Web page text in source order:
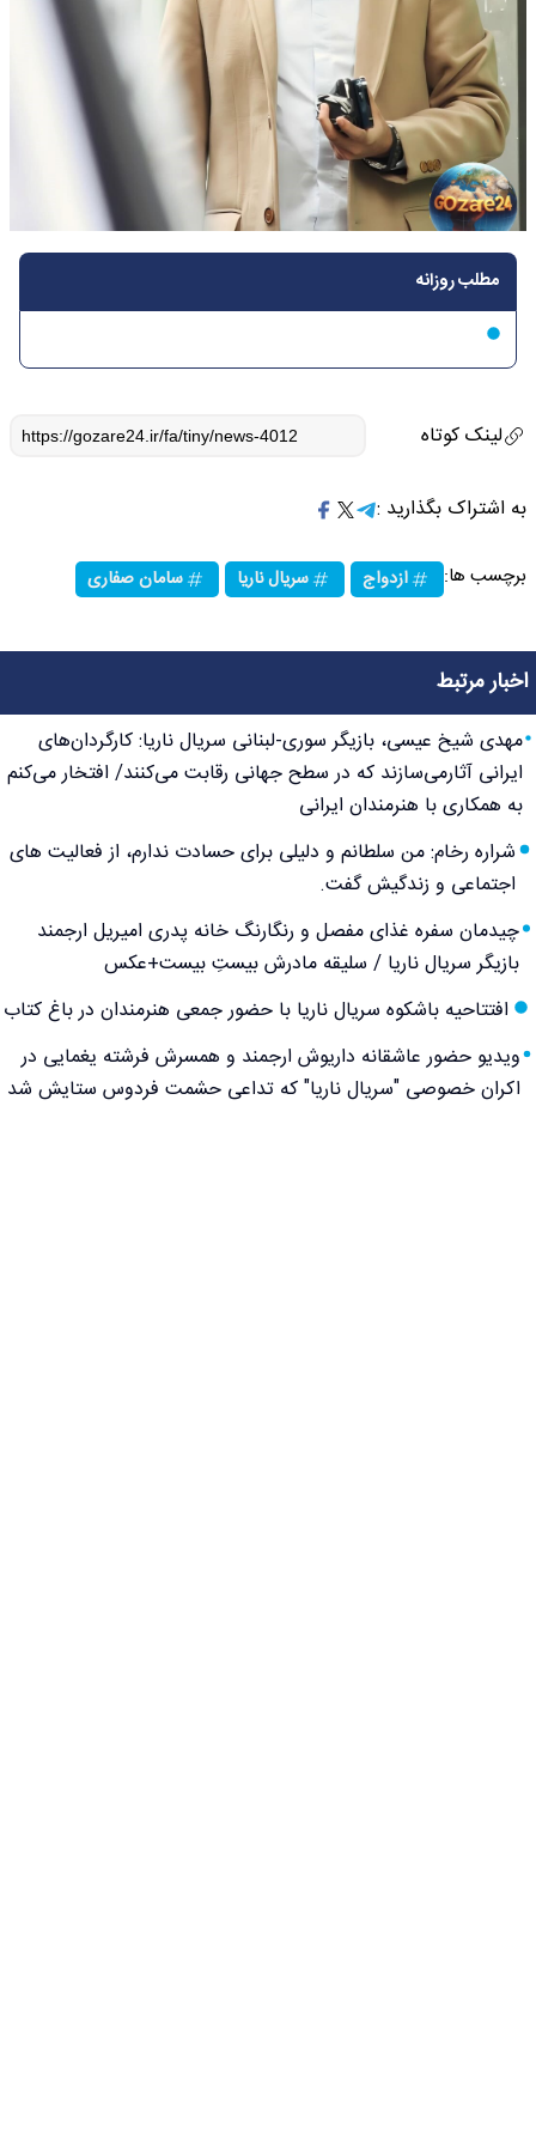
مطلب روزانه
لینک کوتاه
به اشتراک بگذارید :
برچسب ها: ازدواج سریال ناریا سامان صفاری
اخبار مرتبط
مهدی شیخ عیسی، بازیگر سوری-لبنانی سریال ناریا: کارگردان‌های
ایرانی آثارمی‌سازند که در سطح جهانی رقابت می‌کنند/ افتخار می‌کنم
به همکاری با هنرمندان ایرانی
شراره رخام: من سلطانم و دلیلی برای حسادت ندارم، از فعالیت های
اجتماعی و زندگیش گفت.
چیدمان سفره غذای مفصل و رنگارنگ خانه پدری امیریل ارجمند
بازیگر سریال ناریا / سلیقه مادرش بیستِ بیست+عکس
افتتاحیه باشکوه سریال ناریا با حضور جمعی هنرمندان در باغ کتاب
ویدیو حضور عاشقانه داریوش ارجمند و همسرش فرشته یغمایی در
اکران خصوصی "سریال ناریا" که تداعی حشمت فردوس ستایش شد